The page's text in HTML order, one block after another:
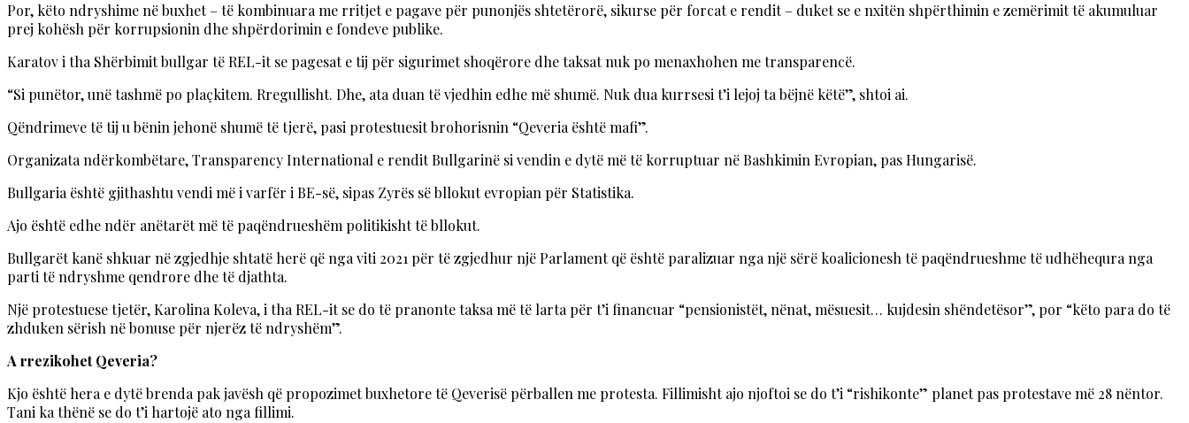
Por, këto ndryshime në buxhet – të kombinuara me rritjet e pagave për punonjës shtetërorë, sikurse për forcat e rendit – duket se e nxitën shpërthimin e zemërimit të akumuluar
prej kohësh për korrupsionin dhe shpërdorimin e fondeve publike.
Karatov i tha Shërbimit bullgar të REL-it se pagesat e tij për sigurimet shoqërore dhe taksat nuk po menaxhohen me transparencë.
“Si punëtor, unë tashmë po plaçkitem. Rregullisht. Dhe, ata duan të vjedhin edhe më shumë. Nuk dua kurrsesi t’i lejoj ta bëjnë këtë”, shtoi ai.
Qëndrimeve të tij u bënin jehonë shumë të tjerë, pasi protestuesit brohorisnin “Qeveria është mafi”.
Organizata ndërkombëtare, Transparency International e rendit Bullgarinë si vendin e dytë më të korruptuar në Bashkimin Evropian, pas Hungarisë.
Bullgaria është gjithashtu vendi më i varfër i BE-së, sipas Zyrës së bllokut evropian për Statistika.
Ajo është edhe ndër anëtarët më të paqëndrueshëm politikisht të bllokut.
Bullgarët kanë shkuar në zgjedhje shtatë herë që nga viti 2021 për të zgjedhur një Parlament që është paralizuar nga një sërë koalicionesh të paqëndrueshme të udhëhequra nga
parti të ndryshme qendrore dhe të djathta.
Një protestuese tjetër, Karolina Koleva, i tha REL-it se do të pranonte taksa më të larta për t’i financuar “pensionistët, nënat, mësuesit… kujdesin shëndetësor”, por “këto para do të
zhduken sërish në bonuse për njerëz të ndryshëm”.
A rrezikohet Qeveria?
Kjo është hera e dytë brenda pak javësh që propozimet buxhetore të Qeverisë përballen me protesta. Fillimisht ajo njoftoi se do t’i “rishikonte” planet pas protestave më 28 nëntor.
Tani ka thënë se do t’i hartojë ato nga fillimi.